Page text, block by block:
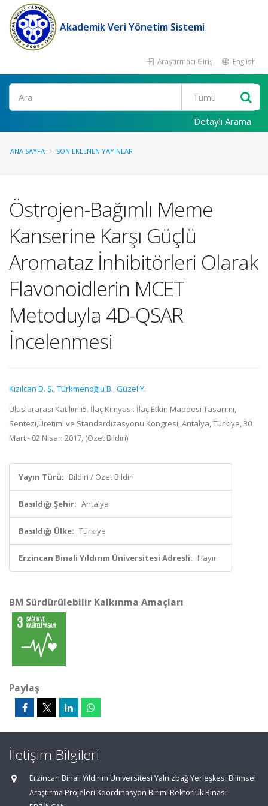
Akademik Veri Yönetim Sistemi
Araştırmacı Girişi English
Ara
Detaylı Arama
ANA SAYFA SON EKLENEN YAYINLAR
Östrojen-Bağımlı Meme
Kanserine Karşı Güçlü
Aromataz İnhibitörleri Olarak
Flavonoidlerin MCET
Metoduyla 4D-QSAR
İncelenmesi
Kızılcan D. Ş.,Türkmenoğlu B.,Güzel Y.
Uluslararası Katılımlı5. İlaç Kimyası: İlaç Etkin Maddesi Tasarımı,
Sentezi,Üretimi ve Standardizasyonu Kongresi, Antalya, Türkiye, 30
Mart - 02 Nisan 2017, (Özet Bildiri)
Yayın Türü: Bildiri / Özet Bildiri
Basıldığı Şehir: Antalya
Basıldığı Ülke: Türkiye
Erzincan Binali Yıldırım Üniversitesi Adresli: Hayır
BM Sürdürülebilir Kalkınma Amaçları
Paylaş
İletişim Bilgileri
Erzincan Binali Yıldırım Üniversitesi Yalnızbağ Yerleşkesi Bilimsel
Araştırma Projeleri Koordinasyon Birimi Rektörlük Binası